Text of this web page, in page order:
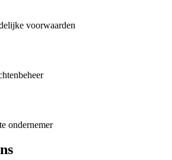
voorwaarden
ondernemer